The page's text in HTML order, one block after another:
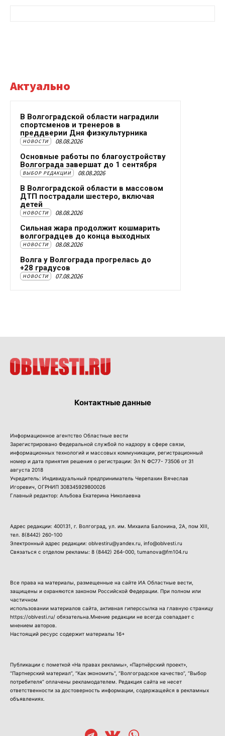
Актуально
В Волгоградской области наградили
спортсменов и тренеров в
преддверии Дня физкультурника
НОВОСТИ 08.08.2026
Основные работы по благоустройству
Волгограда завершат до 1 сентября
ВЫБОР РЕДАКЦИИ 08.08.2026
В Волгоградской области в массовом
ДТП пострадали шестеро, включая
детей
НОВОСТИ 08.08.2026
Сильная жара продолжит кошмарить
волгоградцев до конца выходных
НОВОСТИ 08.08.2026
Волга у Волгограда прогрелась до
+28 градусов
НОВОСТИ 07.08.2026
Контактные данные
Информационное агентство Областные вести
Зарегистрировано Федеральной службой по надзору в сфере связи,
информационных технологий и массовых коммуникации, регистрационный
номер и дата принятия решения о регистрации: Эл N ФС77- 73506 от 31
августа 2018
Учредитель: Индивидуальный предприниматель Черепахин Вячеслав
Игоревич, ОГРНИП 308345929800026
Главный редактор: Альбова Екатерина Николаевна
Адрес редакции: 400131, г. Волгоград, ул. им. Михаила Балонина, 2А, пом XIII,
тел. 8(8442) 260-100
Электронный адрес редакции: oblvestiru@yandex.ru, info@oblvesti.ru
Связаться с отделом рекламы: 8 (8442) 264-000 , tumanova@fm104.ru
Все права на материалы, размещенные на сайте ИА Областные вести,
защищены и охраняются законом Российской Федерации. При полном или
частичном
использовании материалов сайта, активная гиперссылка на главную страницу
https://oblvesti.ru/ обязательна.Мнение редакции не всегда совпадает с
мнением авторов.
Настоящий ресурс содержит материалы 16+
Публикации с пометкой «На правах рекламы», «Партнёрский проект»,
“Партнерский материал”, “Как экономить”, “Волгоградское качество”, “Выбор
потребителя” оплачены рекламодателем. Редакция сайта не несет
ответственности за достоверность информации, содержащейся в рекламных
объявлениях.